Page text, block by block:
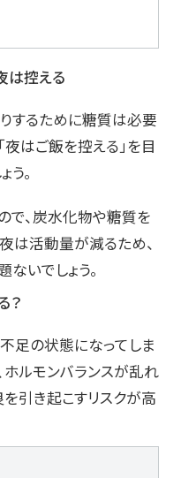
は控える
するために糖質は必要
夜はご飯を控える」を目
。
で、炭水化物や糖質を
は活動量が減るため、
いでしょう。
？
足の状態になってしま
ホルモンバランスが乱れ
引き起こすリスクが高